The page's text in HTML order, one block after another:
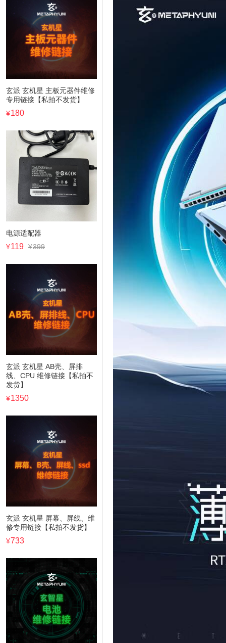
玄派 玄机星 主板元器件维修
专用链接【私拍不发货】
¥180
电源适配器
¥119 ¥399
玄派 玄机星 AB壳、屏排
线、CPU 维修链接【私拍不
发货】
¥1350
玄派 玄机星 屏幕、屏线、维
修专用链接【私拍不发货】
¥733